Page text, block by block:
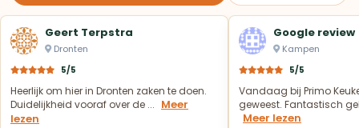
Geert Terpstra
Dronten
5/5
Heerlijk om hier in Dronten zaken te doen.
Duidelijkheid vooraf over de ... Meer
lezen
Google review
Kampen
5/5
Vandaag bij Primo
geweest. Fantastisch
Meer lezen